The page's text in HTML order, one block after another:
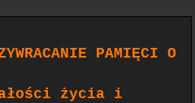
PAMIĘCI O
życia i